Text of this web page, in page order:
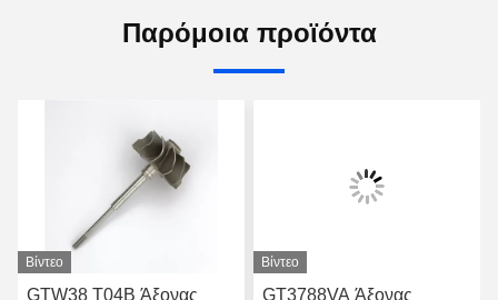
Παρόμοια προϊόντα
Βίντεο
GTW38 T04B Άξονας
Βίντεο
GT3788VA Άξονας